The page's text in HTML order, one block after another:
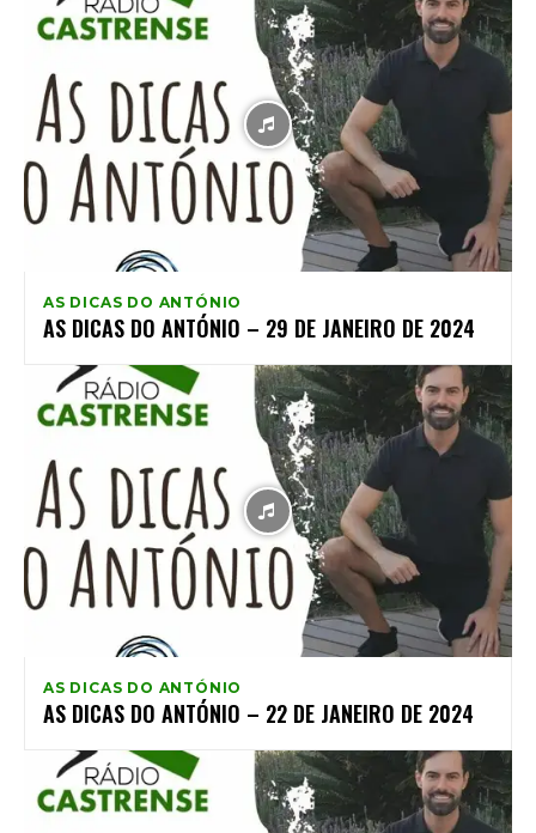
AS DICAS DO ANTÓNIO
AS DICAS DO ANTÓNIO – 29 DE JANEIRO DE 2024
AS DICAS DO ANTÓNIO
AS DICAS DO ANTÓNIO – 22 DE JANEIRO DE 2024